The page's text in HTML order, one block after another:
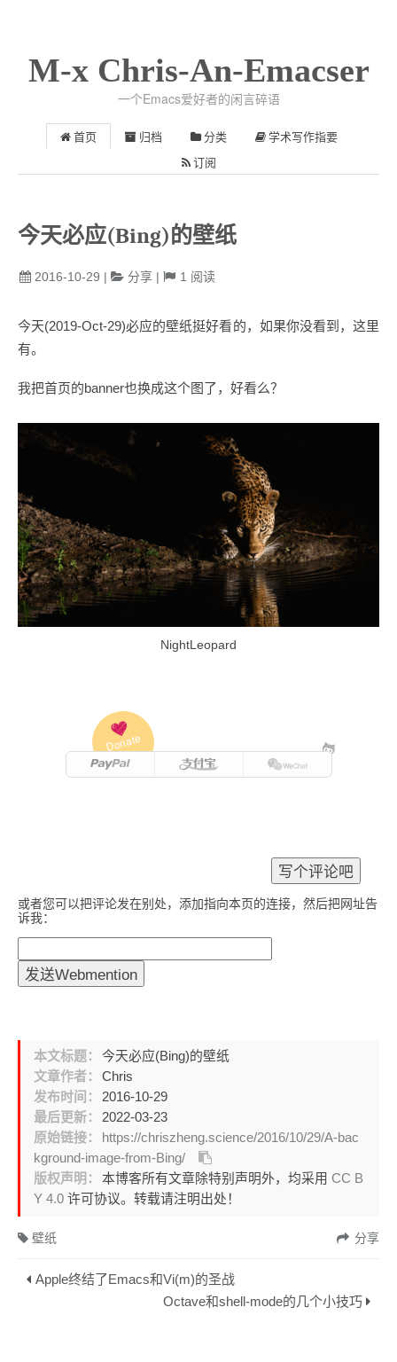
M-x Chris-An-Emacser
一个Emacs爱好者的闲言碎语
首页 归档 分类 学术写作指要
订阅
今天必应(Bing)的壁纸
2016-10-29 | 分享 | 1 阅读
今天(2019-Oct-29)必应的壁纸挺好看的，如果你没看到，这里
有。
我把首页的banner也换成这个图了，好看么？
NightLeopard
Donate
或者您可以把评论发在别处，添加指向本页的连接，然后把网址告
诉我：
本文标题：
今天必应(Bing)的壁纸
文章作者：
Chris
发布时间：
2016-10-29
最后更新：
2022-03-23
原始链接：
https://chriszheng.science/2016/10/29/A-bac
kground-image-from-Bing/
版权声明：
本博客所有文章除特别声明外，均采用CC B
Y 4.0许可协议。转载请注明出处！
分享
壁纸
Apple终结了Emacs和Vi(m)的圣战
Octave和shell-mode的几个小技巧